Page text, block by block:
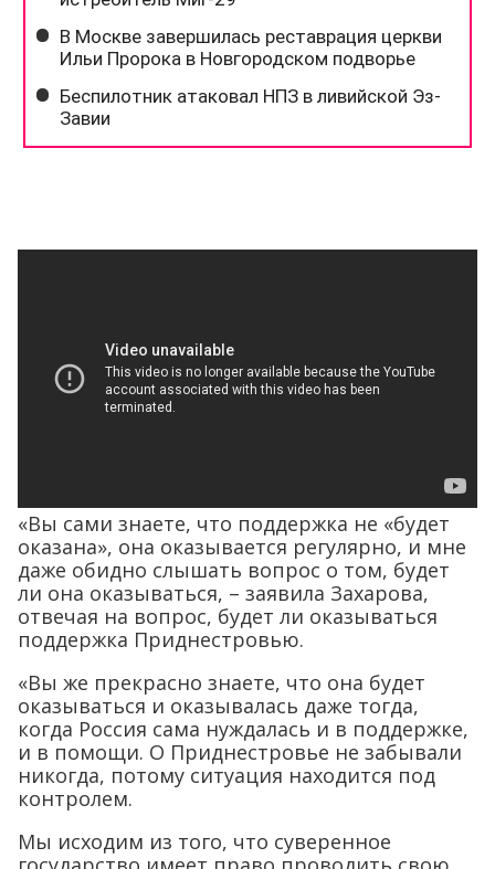
«Вы сами знаете, что поддержка не «будет
оказана», она оказывается регулярно, и мне
даже обидно слышать вопрос о том, будет
ли она оказываться, – заявила Захарова,
отвечая на вопрос, будет ли оказываться
поддержка Приднестровью.
«Вы же прекрасно знаете, что она будет
оказываться и оказывалась даже тогда,
когда Россия сама нуждалась и в поддержке,
и в помощи. О Приднестровье не забывали
никогда, потому ситуация находится под
контролем.
Мы исходим из того, что суверенное